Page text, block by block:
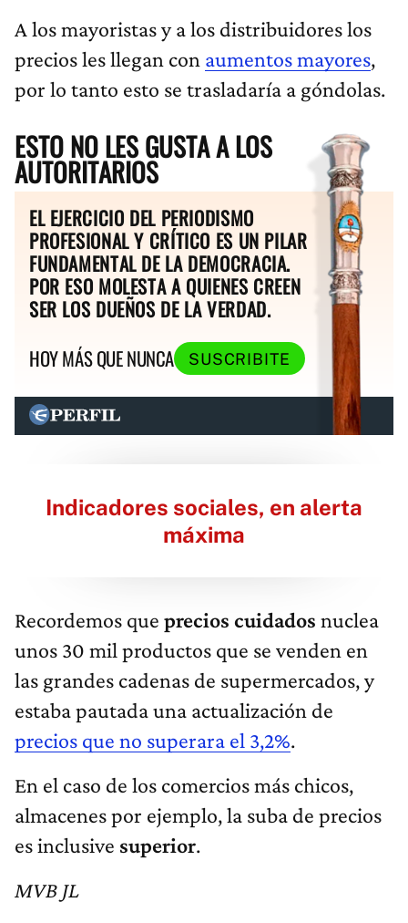
A los mayoristas y a los distribuidores los
precios les llegan con aumentos mayores,
por lo tanto esto se trasladaría a góndolas.
ESTO NO LES GUSTA A LOS
AUTORITARIOS
EL EJERCICIO DEL PERIODISMO
PROFESIONAL Y CRÍTICO ES UN PILAR
FUNDAMENTAL DE LA DEMOCRACIA.
POR ESO MOLESTA A QUIENES CREEN
SER LOS DUEÑOS DE LA VERDAD.
HOY MÁS QUE NUNCA
SUSCRIBITE
Indicadores sociales, en alerta
máxima
Recordemos que precios cuidados nuclea
unos 30 mil productos que se venden en
las grandes cadenas de supermercados, y
estaba pautada una actualización de
precios que no superara el 3,2%.
En el caso de los comercios más chicos,
almacenes por ejemplo, la suba de precios
es inclusive superior.
MVB JL